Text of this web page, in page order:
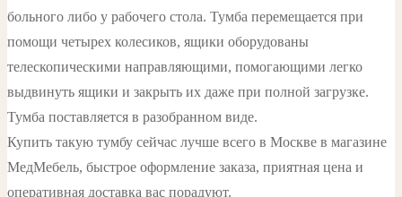
больного либо у рабочего стола. Тумба перемещается при
помощи четырех колесиков, ящики оборудованы
телескопическими направляющими, помогающими легко
выдвинуть ящики и закрыть их даже при полной загрузке.
Тумба поставляется в разобранном виде.
Купить такую тумбу сейчас лучше всего в Москве в магазине
МедМебель, быстрое оформление заказа, приятная цена и
оперативная доставка вас порадуют.